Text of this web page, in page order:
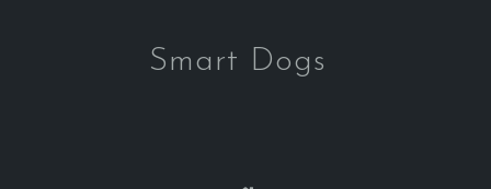
Smart Dogs